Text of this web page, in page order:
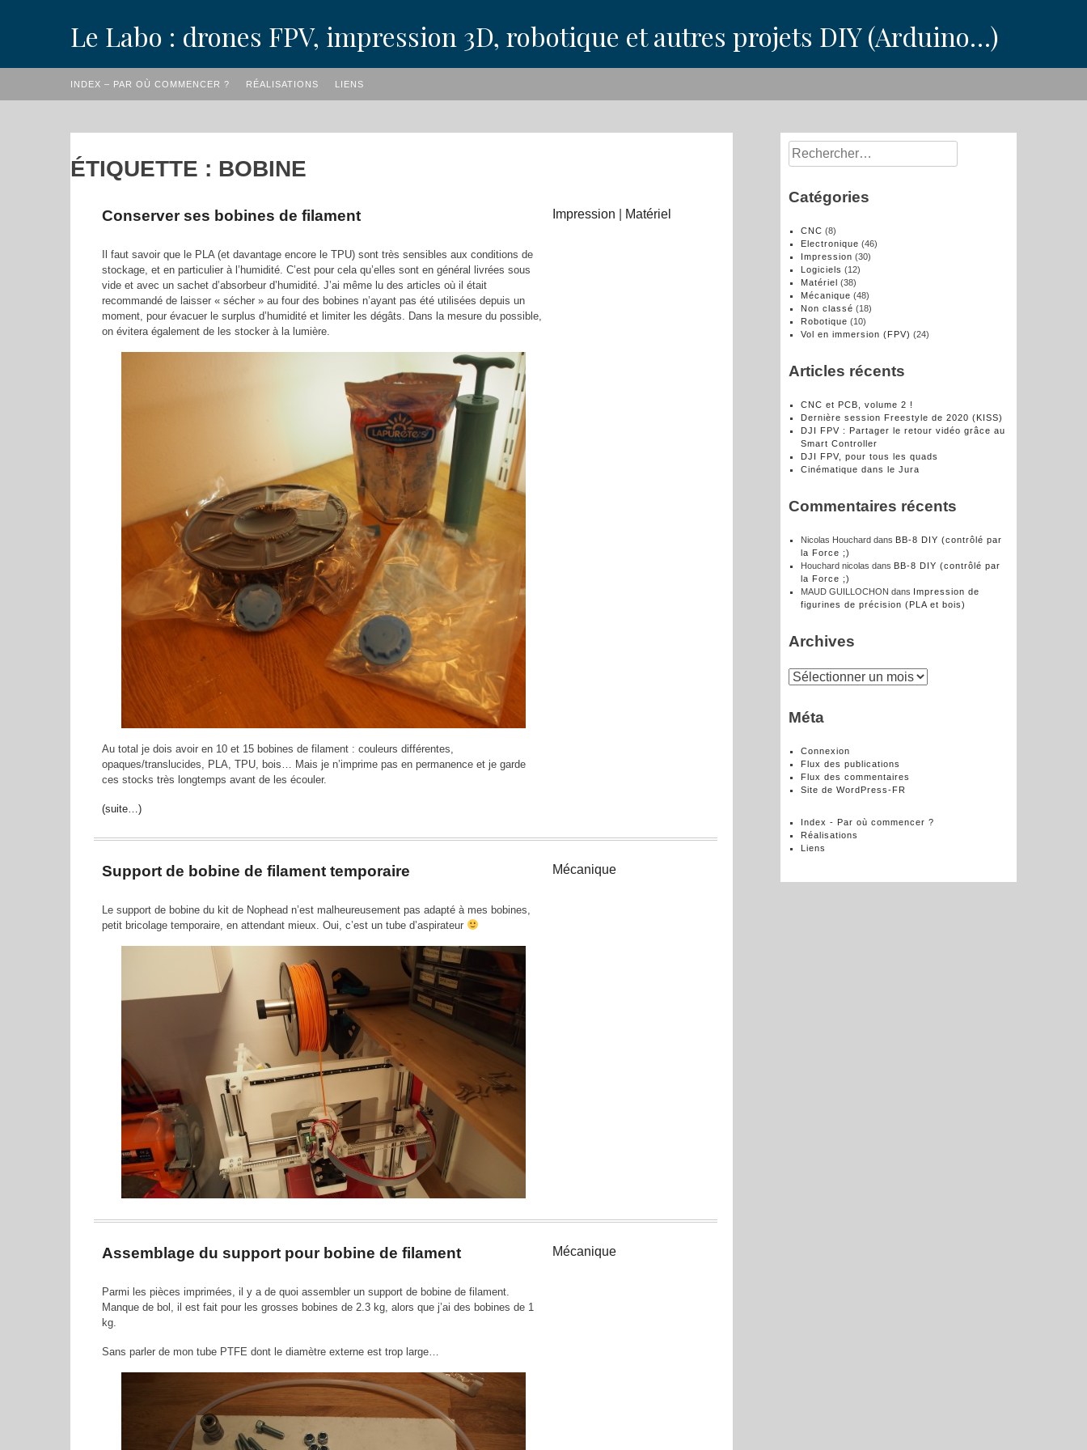
Le Labo : drones FPV, impression 3D, robotique et autres projets DIY (Arduino…)
INDEX – PAR OÙ COMMENCER ? RÉALISATIONS LIENS
ÉTIQUETTE : BOBINE
Conserver ses bobines de filament
Il faut savoir que le PLA (et davantage encore le TPU) sont très sensibles aux conditions de
stockage, et en particulier à l’humidité. C’est pour cela qu’elles sont en général livrées sous
vide et avec un sachet d’absorbeur d’humidité. J’ai même lu des articles où il était
recommandé de laisser « sécher » au four des bobines n’ayant pas été utilisées depuis un
moment, pour évacuer le surplus d’humidité et limiter les dégâts. Dans la mesure du possible,
on évitera également de les stocker à la lumière.
Au total je dois avoir en 10 et 15 bobines de filament : couleurs différentes,
opaques/translucides, PLA, TPU, bois… Mais je n’imprime pas en permanence et je garde
ces stocks très longtemps avant de les écouler.
(suite…)
Impression Matériel
Support de bobine de filament temporaire
Le support de bobine du kit de Nophead n’est malheureusement pas adapté à mes bobines,
petit bricolage temporaire, en attendant mieux. Oui, c’est un tube d’aspirateur
Mécanique
Assemblage du support pour bobine de filament
Parmi les pièces imprimées, il y a de quoi assembler un support de bobine de filament.
Manque de bol, il est fait pour les grosses bobines de 2.3 kg, alors que j’ai des bobines de 1
kg.
Sans parler de mon tube PTFE dont le diamètre externe est trop large…
Mécanique
Rechercher :
Catégories
CNC (8)
Electronique (46)
Impression (30)
Logiciels (12)
Matériel (38)
Mécanique (48)
Non classé (18)
Robotique (10)
Vol en immersion (FPV) (24)
Articles récents
CNC et PCB, volume 2 !
Dernière session Freestyle de 2020 (KISS)
DJI FPV : Partager le retour vidéo grâce au
Smart Controller
DJI FPV, pour tous les quads
Cinématique dans le Jura
Commentaires récents
Nicolas Houcharddans BB-8 DIY (contrôlé par
la Force ;)
Houchard nicolas dans BB-8 DIY (contrôlé par
la Force ;)
MAUD GUILLOCHON dans Impression de
figurines de précision (PLA et bois)
Archives
Archives
Méta
Connexion
Flux des publications
Flux des commentaires
Site de WordPress-FR
Index - Par où commencer ?
Réalisations
Liens